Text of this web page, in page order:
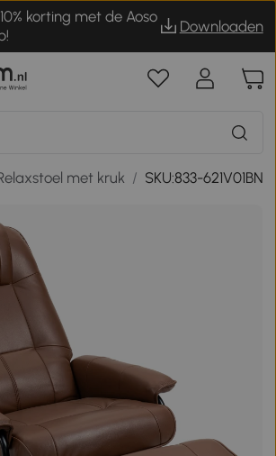
korting met de Aoso
Downloaden
met kruk / SKU:833-621V01BN